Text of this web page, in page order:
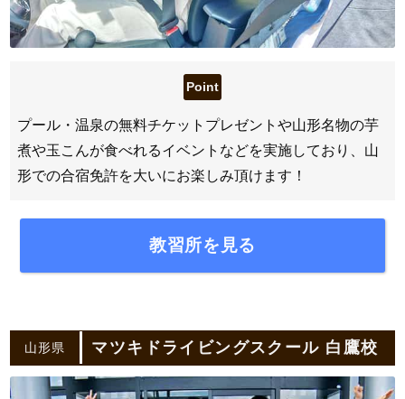
プール・温泉の無料チケットプレゼントや山形名物の芋
煮や玉こんが食べれるイベントなどを実施しており、山
形での合宿免許を大いにお楽しみ頂けます！
教習所を見る
山形県 マツキドライビングスクール 白鷹校